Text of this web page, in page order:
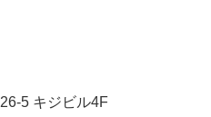
5 キジビル4F